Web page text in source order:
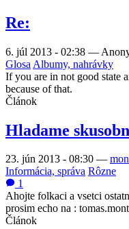
Re:
6. júl 2013 - 02:38 —
Glosa Albumy, nahrávky
If you are in not good state
because of that.
Článok
Hladame
23. jún 2013 - 08:30 —
Informácia, správa Rôzne
1
Ahojte folkaci a vsetci
prosim echo na :
Článok